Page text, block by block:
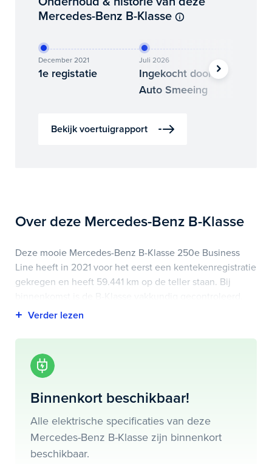
Mercedes-Benz B-Klasse
December 2021
1e registatie
Juli 2026
Ingekocht door
Auto Smeeing
Bekijk voertuigrapport
Over deze Mercedes-Benz B-Klasse
Deze mooie Mercedes-Benz B-Klasse 250e Business
Line heeft in 2021 voor het eerst een kentekenregistratie
gekregen en heeft 59.441 km op de teller staan. Bij
Het voertuigrapport is op deze pagina bij onderhoud en
Highlights van deze Mercedes-Benz zijn onder andere
airco (automatisch), elektrisch glazen panorama-dak,
Mercedes-Benz B-Klasse ook bij ons financieren of
leasen.
Binnenkort beschikbaar!
Alle elektrische specificaties van deze
Mercedes-Benz B-Klasse zijn binnenkort
beschikbaar.